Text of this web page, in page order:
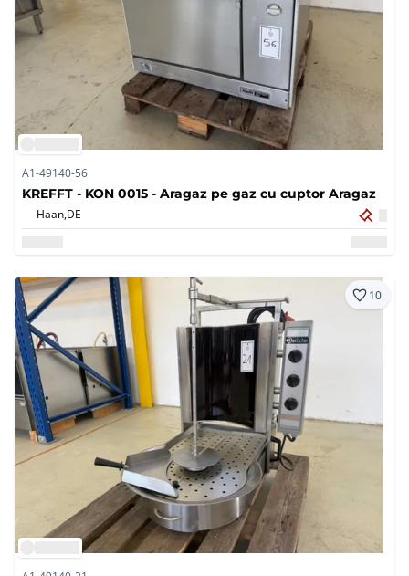
A1-49140-56
KREFFT - KON 0015 - Aragaz pe gaz cu cuptor Aragaz
Haan,DE
10